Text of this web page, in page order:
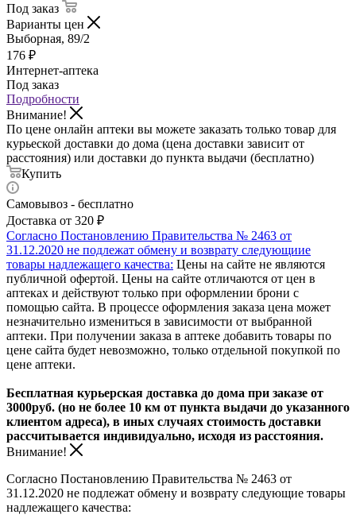
Под заказ
Варианты цен
Выборная, 89/2
176 ₽
Интернет-аптека
Под заказ
Подробности
Внимание!
По цене онлайн аптеки вы можете заказать только товар для
курьеской доставки до дома (цена доставки зависит от
расстояния) или доставки до пункта выдачи (бесплатно)
Купить
Самовывоз - бесплатно
Доставка от 320 ₽
Согласно Постановлению Правительства № 2463 от
31.12.2020 не подлежат обмену и возврату следующиие
товары надлежащего качества: Цены на сайте не являются
публичной офертой. Цены на сайте отличаются от цен в
аптеках и действуют только при оформлении брони с
помощью сайта. В процессе оформления заказа цена может
незначительно измениться в зависимости от выбранной
аптеки. При получении заказа в аптеке добавить товары по
цене сайта будет невозможно, только отдельной покупкой по
цене аптеки.
Бесплатная курьерская доставка до дома при заказе от
3000руб. (но не более 10 км от пункта выдачи до указанного
клиентом адреса), в иных случаях стоимость доставки
рассчитывается индивидуально, исходя из расстояния.
Внимание!
Согласно Постановлению Правительства № 2463 от
31.12.2020 не подлежат обмену и возврату следующие товары
надлежащего качества: